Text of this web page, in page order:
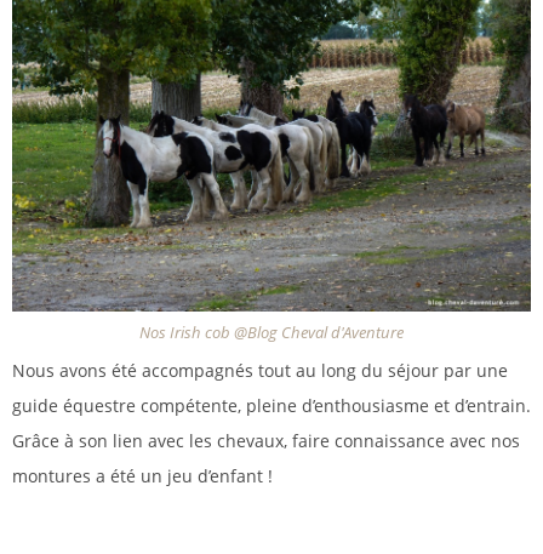
Nos Irish cob @Blog Cheval d'Aventure
Nous avons été accompagnés tout au long du séjour par une
guide équestre compétente, pleine d’enthousiasme et d’entrain.
Grâce à son lien avec les chevaux, faire connaissance avec nos
montures a été un jeu d’enfant !